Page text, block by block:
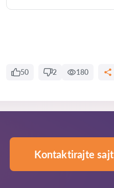
50 2 180
Kontaktirajte sajt